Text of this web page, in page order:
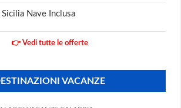
Nave Inclusa
👉 Vedi tutte le offerte
VACANZE